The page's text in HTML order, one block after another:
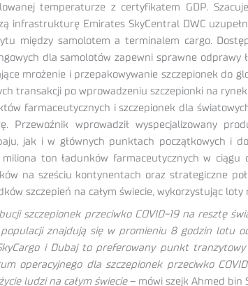
temperaturze z certyfikatem GDP.
infrastrukturę Emirates SkyCentral DWC
między samolotem a terminalem cargo.
dla samolotów zapewni sprawne odprawy
mrożenie i przepakowywanie szczepionek do
transakcji po wprowadzeniu szczepionki na rynek.
farmaceutycznych i szczepionek dla
wprowadził wyspecjalizowany
jak i w głównych punktach początkowych i
ton ładunków farmaceutycznych w
na sześciu kontynentach oraz strategiczne
szczepień na całym świecie, wykorzystując loty
szczepionek przeciwko COVID-19 na resztę
znajdują się w promieniu 8 godzin lotu
i Dubaj to preferowany punkt
operacyjnego dla szczepionek przeciwko
ludzi na całym świecie– mówi szejk Ahmed bin